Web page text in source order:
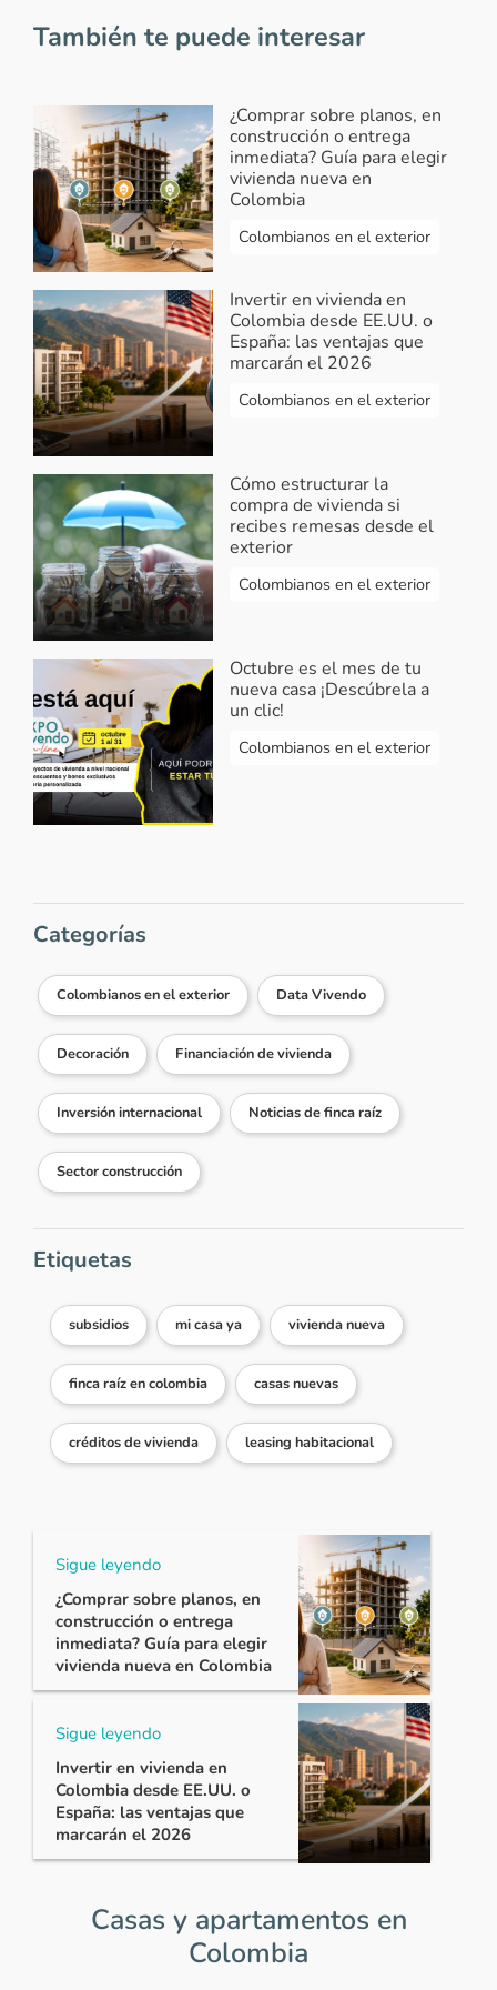
También te puede interesar
¿Comprar sobre planos, en
construcción o entrega
inmediata? Guía para elegir
vivienda nueva en
Colombia
Colombianos en el exterior
Invertir en vivienda en
Colombia desde EE.UU. o
España: las ventajas que
marcarán el 2026
Colombianos en el exterior
Cómo estructurar la
compra de vivienda si
recibes remesas desde el
exterior
Colombianos en el exterior
Octubre es el mes de tu
nueva casa ¡Descúbrela a
un clic!
Colombianos en el exterior
Categorías
Colombianos en el exterior Data Vivendo
Decoración Financiación de vivienda
Inversión internacional Noticias de finca raíz
Sector construcción
Etiquetas
subsidios mi casa ya vivienda nueva
finca raíz en colombia casas nuevas
créditos de vivienda leasing habitacional
Sigue leyendo
¿Comprar sobre planos, en
construcción o entrega
inmediata? Guía para elegir
vivienda nueva en Colombia
Sigue leyendo
Invertir en vivienda en
Colombia desde EE.UU. o
España: las ventajas que
marcarán el 2026
Casas y apartamentos en
Colombia